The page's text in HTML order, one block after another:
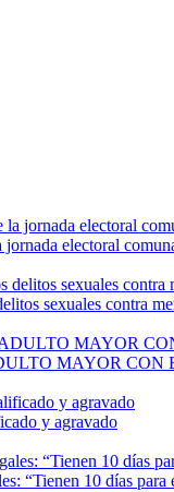
electoral
sexuales contra
MAYOR
y agravado
“Tienen 10 días para